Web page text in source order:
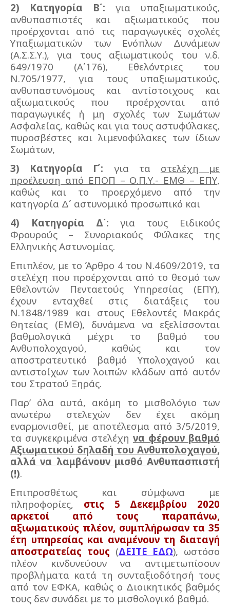
2) Κατηγορία Β΄: για υπαξιωματικούς,
ανθυπασπιστές και αξιωματικούς που
προέρχονται από τις παραγωγικές σχολές
Υπαξιωματικών των Ενόπλων Δυνάμεων
(Α.Σ.Σ.Υ.), για τους αξιωματικούς του ν.δ.
649/1970 (Α΄176), Εθελόντριες του
Ν.705/1977, για τους υπαξιωματικούς,
ανθυπαστυνόμους και αντίστοιχους και
αξιωματικούς που προέρχονται από
παραγωγικές ή μη σχολές των Σωμάτων
Ασφαλείας, καθώς και για τους αστυφύλακες,
πυροσβέστες και λιμενοφύλακες των ίδιων
Σωμάτων,
3) Κατηγορία Γ΄: για τα στελέχη με
προέλευση από ΕΠΟΠ – Ο.Π.Υ.- ΕΜΘ – ΕΠΥ,
καθώς και το προερχόμενο από την
κατηγορία Δ΄ αστυνομικό προσωπικό και
4) Κατηγορία Δ΄: για τους Ειδικούς
Φρουρούς – Συνοριακούς Φύλακες της
Ελληνικής Αστυνομίας.
Επιπλέον, με το Άρθρο 4 του Ν.4609/2019, τα
στελέχη που προέρχονται από το θεσμό των
Εθελοντών Πενταετούς Υπηρεσίας (ΕΠΥ),
έχουν ενταχθεί στις διατάξεις του
Ν.1848/1989 και στους Εθελοντές Μακράς
Θητείας (ΕΜΘ), δυνάμενα να εξελίσσονται
βαθμολογικά μέχρι το βαθμό του
Ανθυπολοχαγού, καθώς και τον
αποστρατευτικό βαθμό Υπολοχαγού και
αντιστοίχων των λοιπών κλάδων από αυτόν
του Στρατού Ξηράς.
Παρ’ όλα αυτά, ακόμη το μισθολόγιο των
ανωτέρω στελεχών δεν έχει ακόμη
εναρμονισθεί, με αποτέλεσμα από 3/5/2019,
τα συγκεκριμένα στελέχη να φέρουν βαθμό
Αξιωματικού δηλαδή του Ανθυπολοχαγού,
αλλά να λαμβάνουν μισθό Ανθυπασπιστή
(!).
Επιπροσθέτως και σύμφωνα με
πληροφορίες, στις 5 Δεκεμβρίου 2020
αρκετοί από τους παραπάνω,
αξιωματικούς πλέον, συμπλήρωσαν τα 35
έτη υπηρεσίας και αναμένουν τη διαταγή
αποστρατείας τους (ΔΕΙΤΕ ΕΔΩ), ωστόσο
πλέον κινδυνεύουν να αντιμετωπίσουν
προβλήματα κατά τη συνταξιοδότησή τους
από τον ΕΦΚΑ, καθώς ο Διοικητικός βαθμός
τους δεν συνάδει με το μισθολογικό βαθμό.